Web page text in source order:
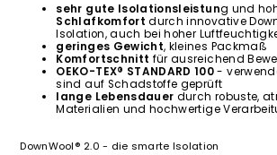
sehr gute Isolationsleistung und
Schlafkomfort durch innovative
Isolation, auch bei hoher
geringes Gewicht, kleines Packmaß
Komfortschnitt für ausreichend
OEKO-TEX® STANDARD 100-
sind auf Schadstoffe geprüft
lange Lebensdauer durch robuste,
Materialien und hochwertige
DownWool® 2.0 - die smarte Isolation